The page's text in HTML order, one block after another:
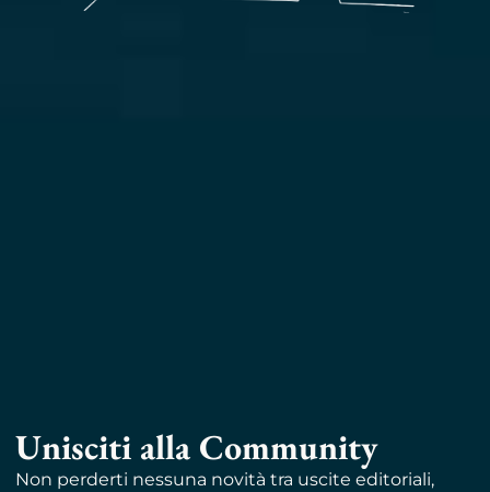
Unisciti alla Community
Non perderti nessuna novità tra uscite editoriali,